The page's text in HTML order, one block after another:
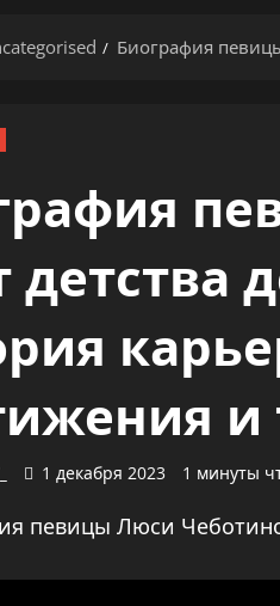
Биография
и
1 декабря 2023 1 минуты